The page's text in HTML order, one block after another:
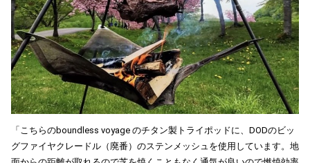
「こちらのboundless voyage のチタン製トライポッドに、DODのビッ
グファイヤクレードル（廃番）のステンメッシュを使用しています。地